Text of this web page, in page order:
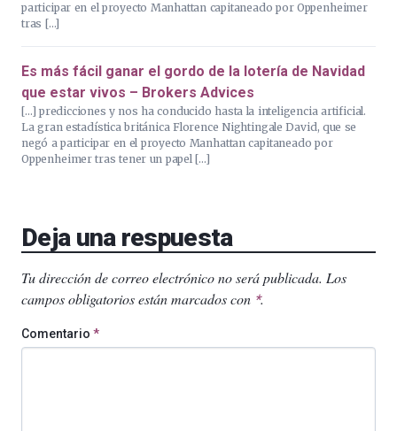
participar en el proyecto Manhattan capitaneado por Oppenheimer
tras […]
Es más fácil ganar el gordo de la lotería de Navidad
que estar vivos – Brokers Advices
[…] predicciones y nos ha conducido hasta la inteligencia artificial.
La gran estadística británica Florence Nightingale David, que se
negó a participar en el proyecto Manhattan capitaneado por
Oppenheimer tras tener un papel […]
Deja una respuesta
Tu dirección de correo electrónico no será publicada. Los
campos obligatorios están marcados con *.
Comentario *